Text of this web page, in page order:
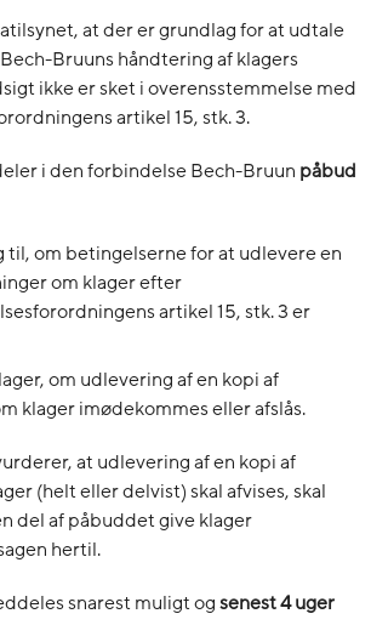
at der er grundlag for at udtale
Bruuns håndtering af klagers
ikke er sket i overensstemmelse med
artikel 15, stk. 3.
i den forbindelse Bech-Bruun påbud
til, om betingelserne for at udlevere en
om klager efter
artikel 15, stk. 3 er
om udlevering af en kopi af
klager imødekommes eller afslås.
at udlevering af en kopi af
(helt eller delvist) skal afvises, skal
del af påbuddet give klager
hertil.
snarest muligt ogsenest 4 uger